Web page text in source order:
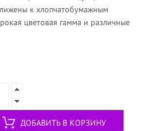
к хлопчатобумажным
цветовая гамма и различные
ДОБАВИТЬ В КОРЗИНУ